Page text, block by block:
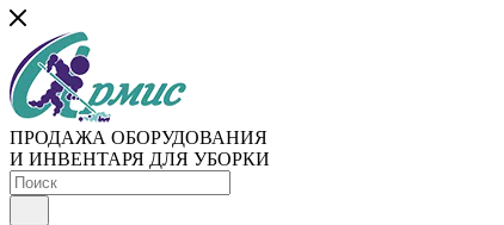
ПРОДАЖА ОБОРУДОВАНИЯ
И ИНВЕНТАРЯ ДЛЯ УБОРКИ